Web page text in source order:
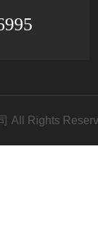
All Rights